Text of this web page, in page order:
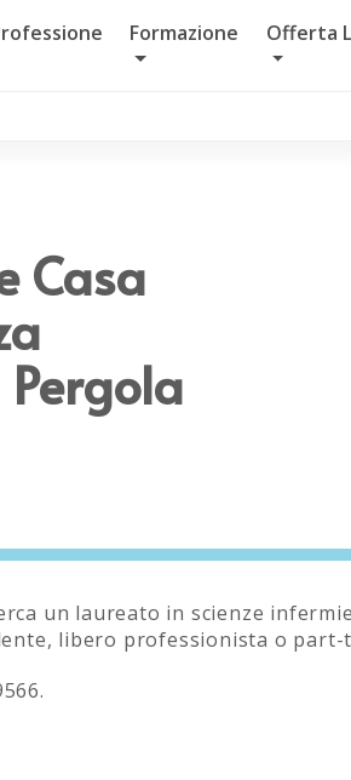
Formazione Offerta
Casa
un laureato in scienze
libero professionista o part-